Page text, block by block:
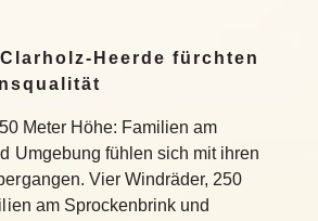
Heerde fürchten
Meter Höhe: Familien am
Umgebung fühlen sich mit ihren
Vier Windräder, 250
am Sprockenbrink und